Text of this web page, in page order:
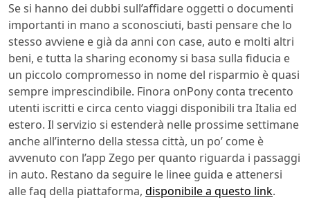
Se si hanno dei dubbi sull’affidare oggetti o documenti
importanti in mano a sconosciuti, basti pensare che lo
stesso avviene e già da anni con case, auto e molti altri
beni, e tutta la sharing economy si basa sulla fiducia e
un piccolo compromesso in nome del risparmio è quasi
sempre imprescindibile. Finora onPony conta trecento
utenti iscritti e circa cento viaggi disponibili tra Italia ed
estero. Il servizio si estenderà nelle prossime settimane
anche all’interno della stessa città, un po’ come è
avvenuto con l’app Zego per quanto riguarda i passaggi
in auto. Restano da seguire le linee guida e attenersi
alle faq della piattaforma, disponibile a questo link.